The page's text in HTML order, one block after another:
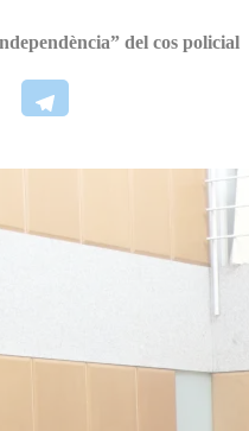
del cos policial